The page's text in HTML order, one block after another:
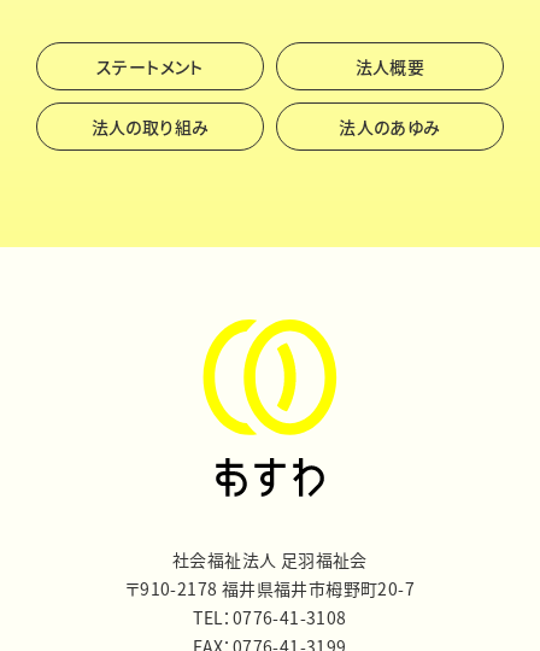
ステートメント 法人概要
法人の取り組み 法人のあゆみ
社会福祉法人 足羽福祉会
〒910-2178 福井県福井市栂野町20-7
TEL：0776-41-3108
FAX：0776-41-3199